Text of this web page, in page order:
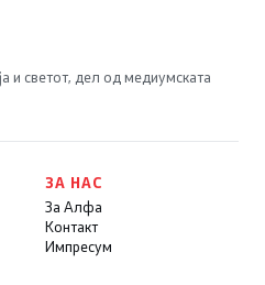
и светот, дел од медиумската
ЗА НАС
За Алфа
Контакт
Импресум